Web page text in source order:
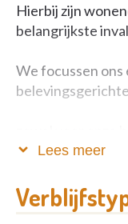
Hierbij zijn
belangrijkste
We focussen ons
familie.
WZC Van Zuylen
voor wie drukte
Lees meer